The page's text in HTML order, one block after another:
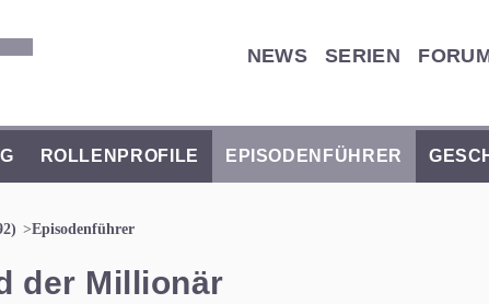
NEWS SERIEN
ROLLENPROFILE EPISODENFÜHRER
Episodenführer
der Millionär